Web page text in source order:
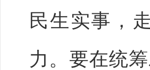
民生实事，
力。要在统